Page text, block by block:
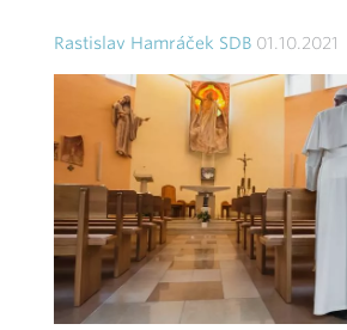
Rastislav Hamráček SDB 01.10.2021